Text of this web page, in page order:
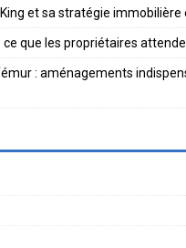
King et sa stratégie immobilière
ce que les propriétaires
: aménagements